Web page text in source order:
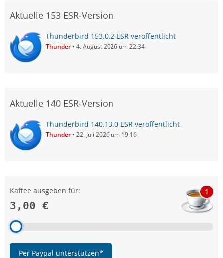
Aktuelle 153 ESR-Version
Thunderbird 153.0.2 ESR veröffentlicht
Thunder 4. August 2026 um 22:34
Aktuelle 140 ESR-Version
Thunderbird 140.13.0 ESR veröffentlicht
Thunder 22. Juli 2026 um 19:16
Kaffee ausgeben für:
3,00 €
1
Per Paypal unterstützen*